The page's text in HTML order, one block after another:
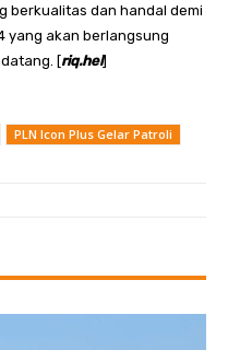
berkualitas dan handal demi
yang akan berlangsung
[riq.hel]
PLN Icon Plus Gelar Patroli